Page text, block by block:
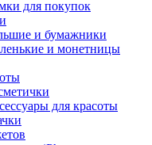
для покупок
и бумажники
и монетницы
для красоты